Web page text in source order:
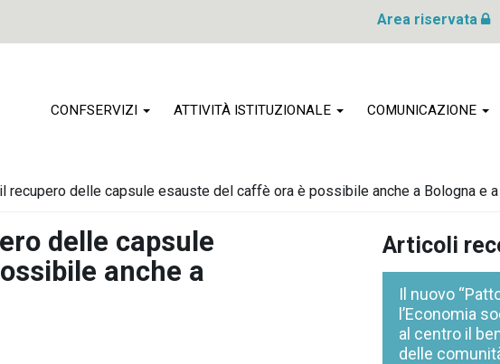
Area riservata
CONFSERVIZI ATTIVITÀ ISTITUZIONALE COMUNICAZIONE
recupero delle capsule esauste del caffè ora è possibile anche a Bologna e a
delle capsule
anche a
Articoli
Il nuovo
l’Economia
al centro il
delle